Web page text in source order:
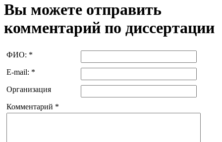
Вы можете отправить
комментарий по диссертации
ФИО: *
E-mail: *
Организация
Комментарий *